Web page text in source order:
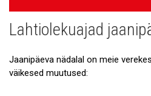
navigatsioon
Uudised
Galerii
Lahtiolekuajad
Jaanipäeva nädalal on meie
väikesed muutused: